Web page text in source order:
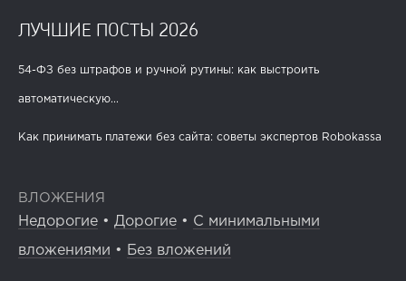
ЛУЧШИЕ ПОСТЫ 2026
54-ФЗ без штрафов и ручной рутины: как выстроить
автоматическую...
Как принимать платежи без сайта: советы экспертов Robokassa
ВЛОЖЕНИЯ
Недорогие • Дорогие • С минимальными
вложениями • Без вложений